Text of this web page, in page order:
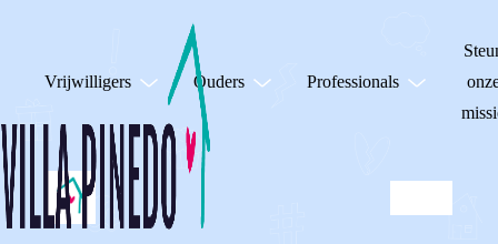
Vrijwilligers Ouders Professionals